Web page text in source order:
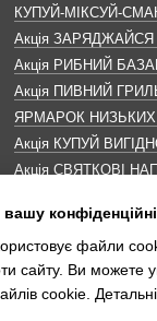
КУПУЙ-МІКСУЙ-
Акція
Акція РИБНИЙ
Акція ПИВНИЙ
ЯРМАРОК НИЗЬКИХ
Акція КУПУЙ
Акція СВЯТКОВІ
Акція ДО МАКОВЕЯ
ІНШІ АКЦІЇфайли
сайту. Ви можете
cookie.